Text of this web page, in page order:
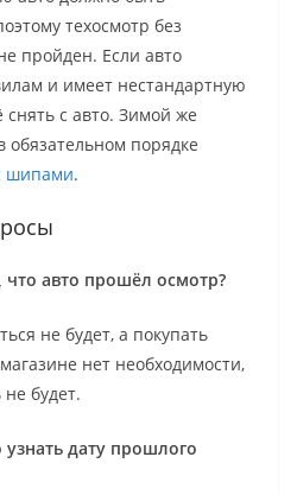
техосмотр без
пройден. Если авто
и имеет нестандартную
снять с авто. Зимой же
обязательном порядке
шипами.
что авто прошёл осмотр?
не будет, а покупать
нет необходимости,
будет.
дату прошлого